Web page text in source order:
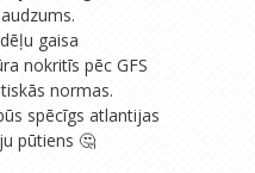
gaisa
nokritīs pēc GFS
normas.
spēcīgs atlantijas
pūtiens 🤔